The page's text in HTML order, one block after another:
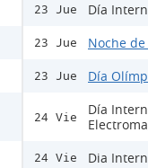
23 Jue Día
23 Jue Noche de
23 Jue Día
24 Vie
Día
24 Vie Dia